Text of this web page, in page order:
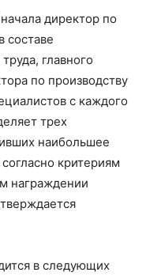
директор по
составе
главного
по производству
с каждого
трех
наибольшее
критериям
награждении
в следующих